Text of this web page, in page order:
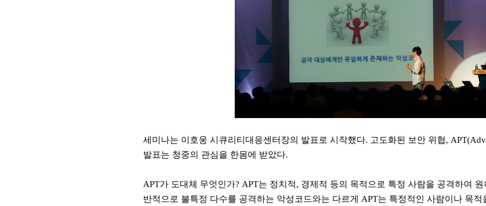
세미나는 이호웅 시큐리티대응센터장의 발표로 시작했다. 고도화된 보안 위협,
발표는 청중의 관심을 한몸에 받았다.
APT가 도대체 무엇인가? APT는 정치적, 경제적 등의 목적으로 특정 사람을 공격하여
반적으로 불특정 다수를 공격하는 악성코드와는 다르게
APT는 특정적인 사람이나 목